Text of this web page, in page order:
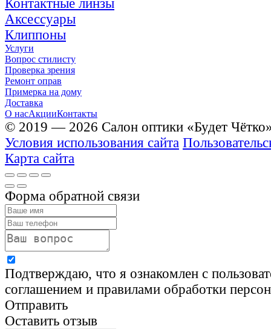
Контактные линзы
Аксессуары
Клиппоны
Услуги
Вопрос стилисту
Проверка зрения
Ремонт оправ
Примерка на дому
Доставка
О насАкцииКонтакты
© 2019 — 2026 Салон оптики «Будет
Условия использования сайта
Карта сайта
Форма обратной связи
Подтверждаю, что я ознакомлен с
соглашением и правилами обработки
Отправить
Оставить отзыв